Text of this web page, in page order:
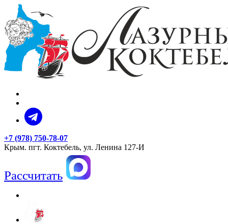
+7 (978) 750-78-07
Крым. пгт. Коктебель, ул. Ленина 127-И
Рассчитать